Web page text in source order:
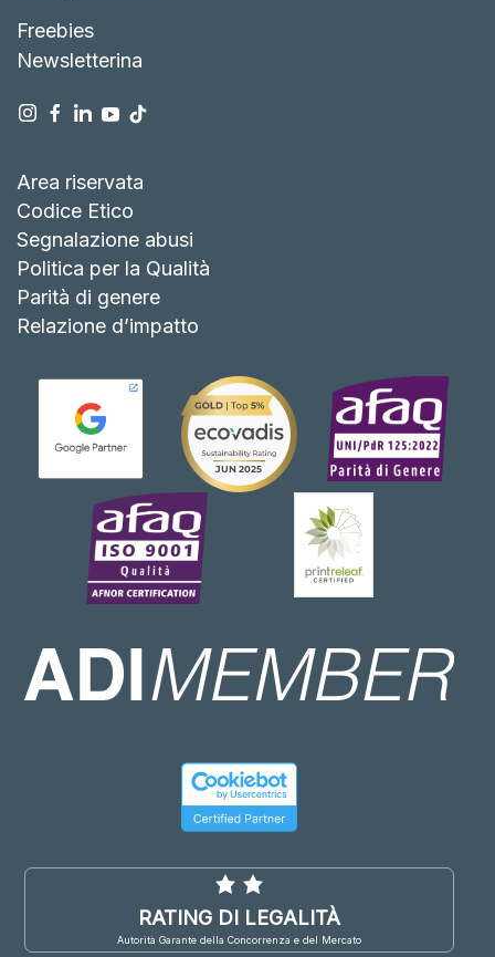
Freebies
Newsletterina
Area riservata
Codice Etico
Segnalazione abusi
Politica per la Qualità
Parità di genere
Relazione d’impatto
RATING DI LEGALITÀ
Autorità Garante della Concorrenza e del Mercato